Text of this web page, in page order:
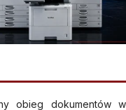
obieg dokumentów w